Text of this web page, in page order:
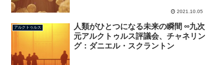
2021.10.05
アルクトゥルス
人類がひとつになる未来の瞬間 ∞九次
元アルクトゥルス評議会、チャネリン
グ：ダニエル・スクラントン